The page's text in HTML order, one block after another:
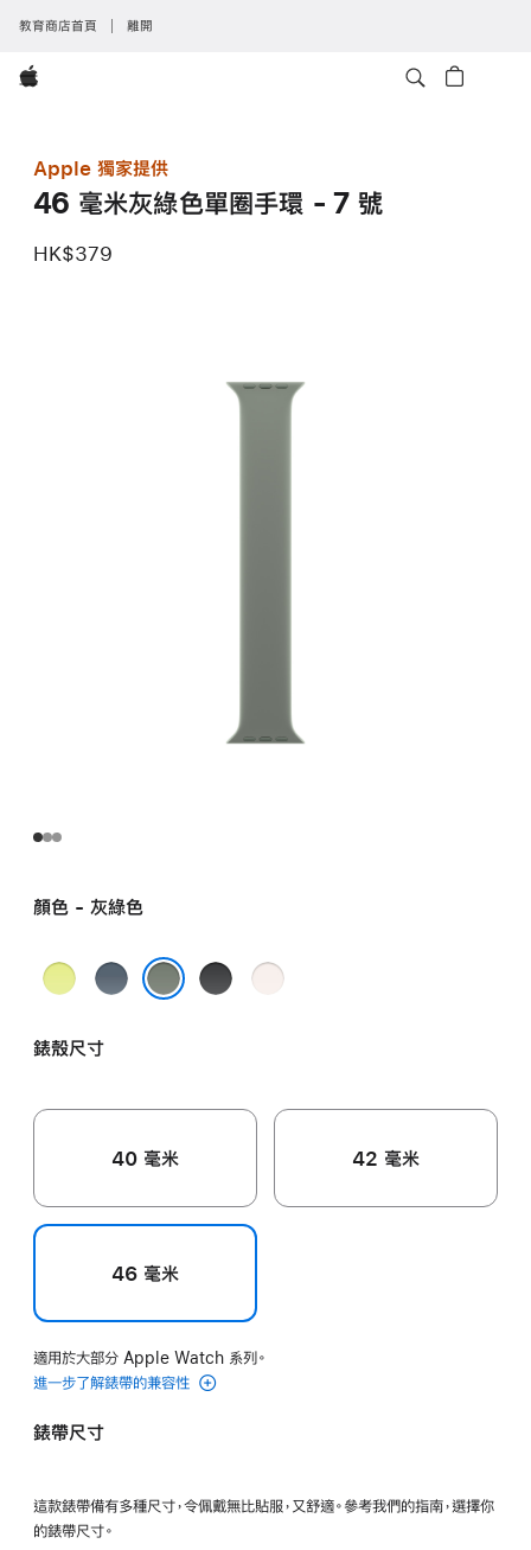
教育商店首頁 離開
Apple
Apple 獨家提供
46 毫米灰綠色單圈手環 - 7 號
HK$379
顏色 - 灰綠色
霓
黃
錨
藍
黑
淡
錶殼尺寸
40 毫米 42 毫米
46 毫米
適用於大部分 Apple Watch 系列。
進一步了解錶帶的兼容性
錶帶尺寸
這款錶帶備有多種尺寸，令佩戴無比貼服，又舒適。參考我們的指南，選擇你
的錶帶尺寸。